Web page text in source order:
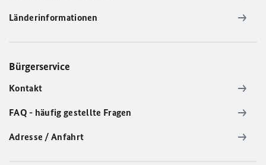
Länderinformationen
Bürgerservice
Kontakt
FAQ - häufig gestellte Fragen
Adresse / Anfahrt